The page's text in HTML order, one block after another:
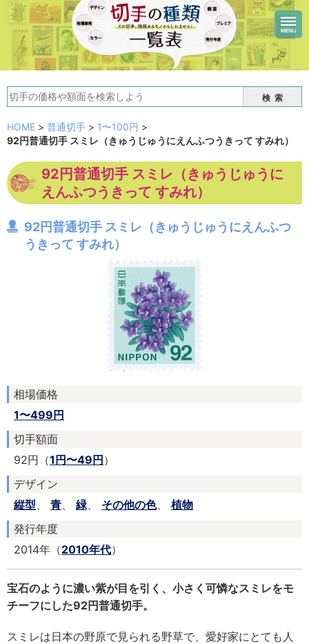
検索
HOME > 普通切手 > 1〜100円 >
92円普通切手 スミレ（きゅうじゅうにえんふつうきって すみれ）
92円普通切手 スミレ（きゅうじゅうに
えんふつうきって すみれ）
92円普通切手 スミレ（きゅうじゅうにえんふつ
うきって すみれ）
相場価格
1〜499円
切手額面
92円（1円〜49円 ）
デザイン
縦型、 青、 緑、 その他の色、 植物
発行年度
2014年（2010年代）
宝石のように濃い紫が目を引く、小さく可憐なスミレをモ
チーフにした92円普通切手。
スミレは日本の野原で見られる野草で、愛好家にとても人